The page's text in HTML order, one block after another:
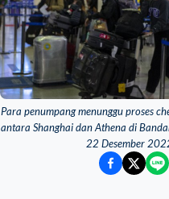
Para penumpang menunggu proses
antara Shanghai dan Athena di
22 Desember